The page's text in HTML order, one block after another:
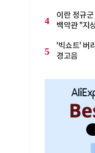
4
이란 정규
백악관 "지
5
'빅쇼트' 버
경고음